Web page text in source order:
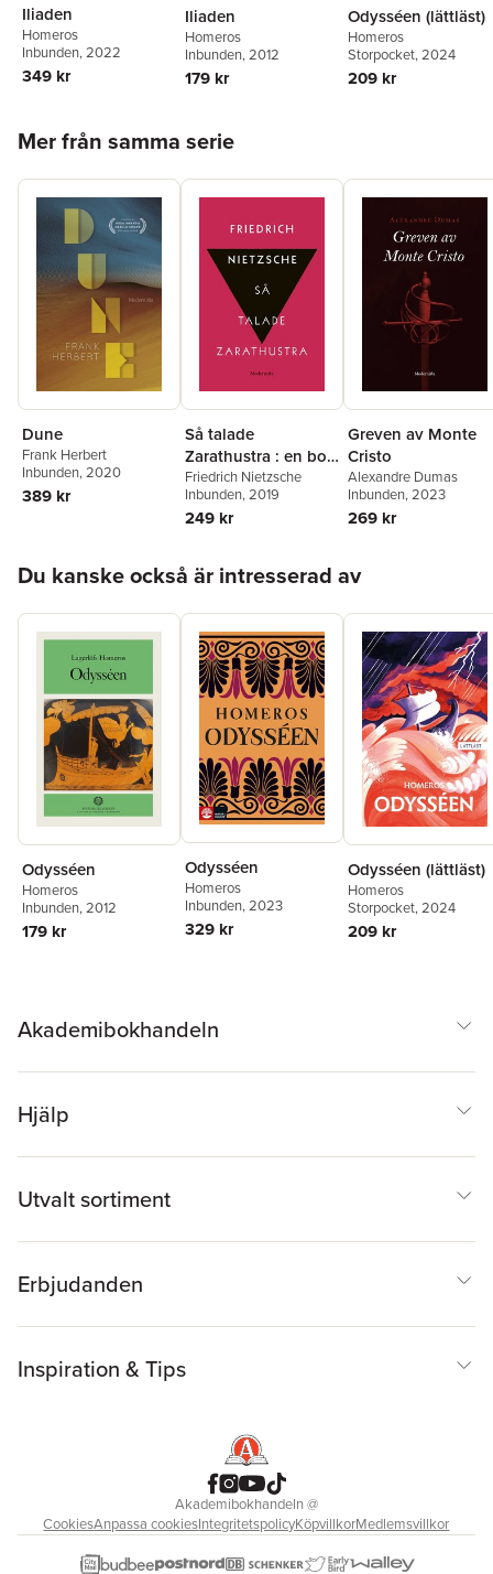
Iliaden
Homeros
Inbunden, 2022
349 kr
Iliaden
Homeros
Inbunden, 2012
179 kr
Odysséen (lättläst)
Homeros
Storpocket, 2024
209 kr
Mer från samma serie
Dune
Frank Herbert
Inbunden, 2020
389 kr
Så talade
Zarathustra : en bok
för alla & ingen
Friedrich Nietzsche
Inbunden, 2019
249 kr
Greven av Monte
Cristo
Alexandre Dumas
Inbunden, 2023
269 kr
Du kanske också är intresserad av
Odysséen
Homeros
Inbunden, 2012
179 kr
Odysséen
Homeros
Inbunden, 2023
329 kr
Odysséen (lättläst)
Homeros
Storpocket, 2024
209 kr
Akademibokhandeln
Hjälp
Utvalt sortiment
Erbjudanden
Inspiration & Tips
Akademibokhandeln@
CookiesAnpassa cookiesIntegritetspolicyKöpvillkorMedlemsvillkor